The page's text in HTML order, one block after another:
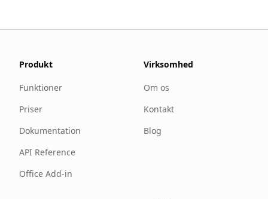
Produkt
Funktioner
Priser
Dokumentation
API Reference
Office Add-in
Virksomhed
Om os
Kontakt
Blog